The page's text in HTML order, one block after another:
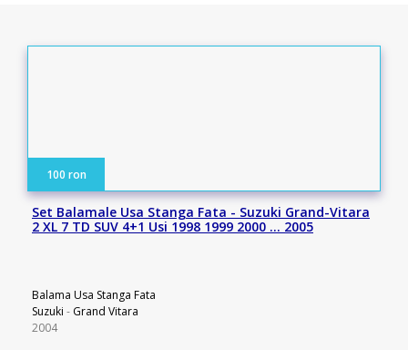
100 ron
Set Balamale Usa Stanga Fata - Suzuki Grand-Vitara
2 XL 7 TD SUV 4+1 Usi 1998 1999 2000 … 2005
Balama Usa Stanga Fata
Suzuki - Grand Vitara
2004